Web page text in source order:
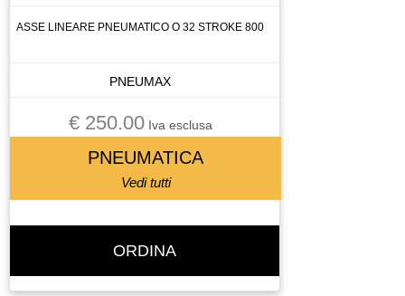
ASSE LINEARE PNEUMATICO O 32 STROKE 800
PNEUMAX
€ 250.00Iva esclusa
PNEUMATICA
Vedi tutti
ORDINA